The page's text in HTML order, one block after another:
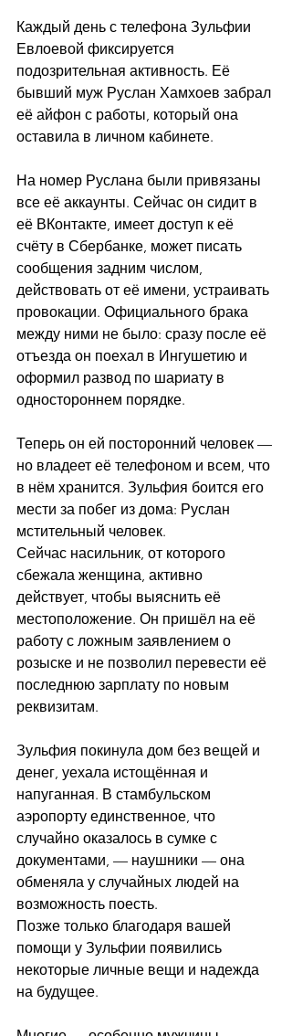
Каждый день с телефона Зульфии
Евлоевой фиксируется
подозрительная активность. Её
бывший муж Руслан Хамхоев забрал
её айфон с работы, который она
оставила в личном кабинете.
На номер Руслана были привязаны
все её аккаунты. Сейчас он сидит в
её ВКонтакте, имеет доступ к её
счёту в Сбербанке, может писать
сообщения задним числом,
действовать от её имени, устраивать
провокации. Официального брака
между ними не было: сразу после её
отъезда он поехал в Ингушетию и
оформил развод по шариату в
одностороннем порядке.
Теперь он ей посторонний человек —
но владеет её телефоном и всем, что
в нём хранится. Зульфия боится его
мести за побег из дома: Руслан
мстительный человек.
Сейчас насильник, от которого
сбежала женщина, активно
действует, чтобы выяснить её
местоположение. Он пришёл на её
работу с ложным заявлением о
розыске и не позволил перевести её
последнюю зарплату по новым
реквизитам.
Зульфия покинула дом без вещей и
денег, уехала истощённая и
напуганная. В стамбульском
аэропорту единственное, что
случайно оказалось в сумке с
документами, — наушники — она
обменяла у случайных людей на
возможность поесть.
Позже только благодаря вашей
помощи у Зульфии появились
некоторые личные вещи и надежда
на будущее.